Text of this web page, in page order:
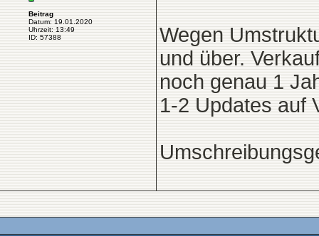
Beitrag
Datum: 19.01.2020
Uhrzeit: 13:49
ID: 57388
Wegen
und über.
noch genau 1
1-2 Updates auf